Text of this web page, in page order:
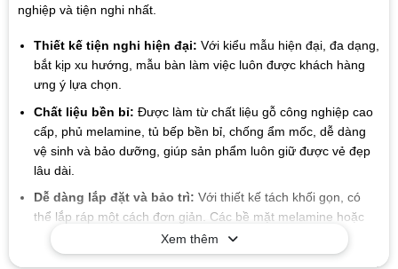
nghiệp và tiện nghi nhất.
Thiết kế tiện nghi hiện đại: Với kiểu mẫu hiện đại, đa dạng,
bắt kịp xu hướng, mẫu bàn làm việc luôn được khách hàng
ưng ý lựa chọn.
Chất liệu bền bỉ: Được làm từ chất liệu gỗ công nghiệp cao
cấp, phủ melamine, tủ bếp bền bỉ, chống ẩm mốc, dễ dàng
vệ sinh và bảo dưỡng, giúp sản phẩm luôn giữ được vẻ đẹp
lâu dài.
Dễ dàng lắp đặt và bảo trì: Với thiết kế tách khối gọn, có
thể lắp ráp một cách đơn giản. Các bề mặt melamine hoặc
sơn chống thấm giúp việc vệ sinh và bảo dưỡng.
Chất liệu và thiết kế của sản phẩm có tuổi thọ
Xem thêm